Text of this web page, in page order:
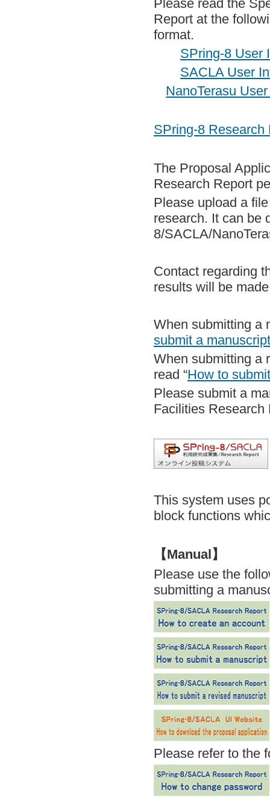
Please read the
Report at the
format.
SPring-8 User
SACLA User
NanoTerasu
SPring-8
The Proposal
Research Report
Please upload a
research. It can be
8/SACLA/
Contact regarding
results will be
When submitting a
submit a manuscript
When submitting a
read “How to
Please submit a
Facilities Research
This system uses
block functions
【Manual】
Please use the
submitting a
Please refer to the